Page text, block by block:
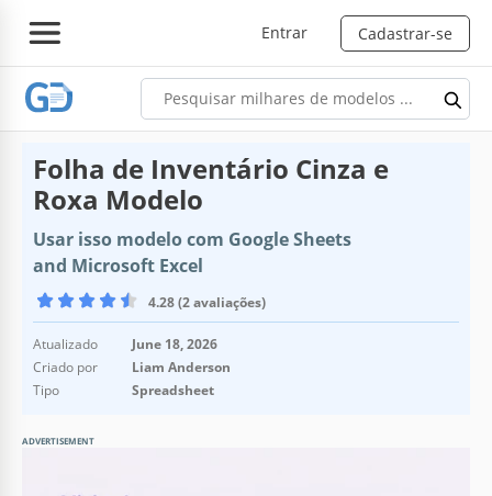
Entrar Cadastrar-se
Folha de Inventário Cinza e
Roxa Modelo
Usar isso modelo com Google Sheets
and Microsoft Excel
4.28 (2 avaliações)
Atualizado
June 18, 2026
Criado por
Liam Anderson
Tipo
Spreadsheet
ADVERTISEMENT